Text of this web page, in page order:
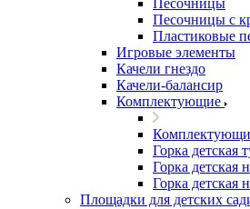
Песочницы
Песочницы с
Пластиковые
Игровые элементы
Качели гнездо
Качели-балансир
Комплектующие
Горка детская
Горка детская
Горка детская
Площадки для детских